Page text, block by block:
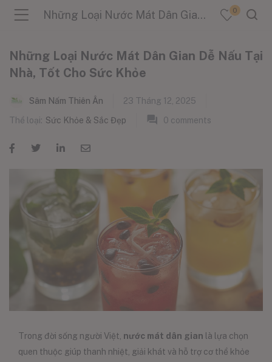
(Sản Phẩm )
(Tin Tức )
Những Loại Nước Mát Dân Gian Dễ Nấu Tại Nhà, Tốt Cho Sức Khỏe 0
Những Loại Nước Mát Dân Gian Dễ Nấu Tại
Nhà, Tốt Cho Sức Khỏe
Sâm Nấm Thiên Ân
23 Tháng 12, 2025
Thể loại: Sức Khỏe & Sắc Đẹp 0 comments
Trong đời sống người Việt, nước mát dân gian là lựa chọn
quen thuộc giúp thanh nhiệt, giải khát và hỗ trợ cơ thể khỏe